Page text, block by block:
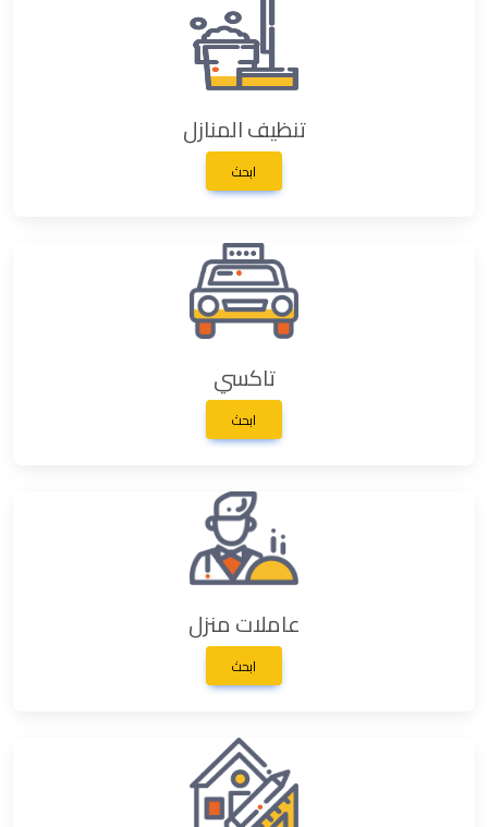
تنظيف المنازل
ابحث
تاكسي
ابحث
عاملات منزل
ابحث